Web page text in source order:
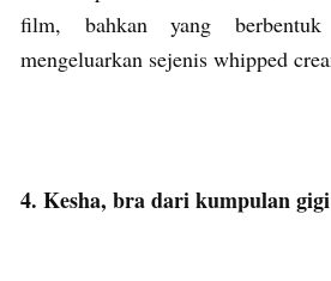
film, bahkan yang
mengeluarkan sejenis whipped
4. Kesha, bra dari kumpulan